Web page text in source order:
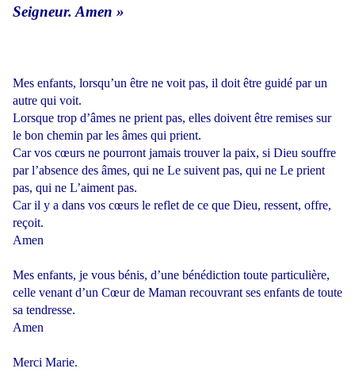
Seigneur. Amen »
Mes enfants, lorsqu’un être ne voit pas, il doit être guidé par un
autre qui voit.
Lorsque trop d’âmes ne prient pas, elles doivent être remises sur
le bon chemin par les âmes qui prient.
Car vos cœurs ne pourront jamais trouver la paix, si Dieu souffre
par l’absence des âmes, qui ne Le suivent pas, qui ne Le prient
pas, qui ne L’aiment pas.
Car il y a dans vos cœurs le reflet de ce que Dieu, ressent, offre,
reçoit.
Amen
Mes enfants, je vous bénis, d’une bénédiction toute particulière,
celle venant d’un Cœur de Maman recouvrant ses enfants de toute
sa tendresse.
Amen
Merci Marie.